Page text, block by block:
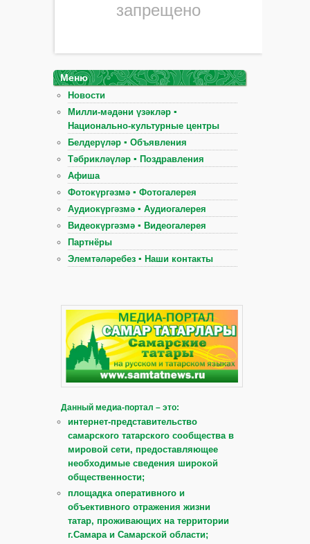
запрещено
Меню
Новости
Милли-мәдәни үзәкләр ▪
Национально-культурные центры
Белдерүләр ▪ Объявления
Тәбрикләүләр ▪ Поздравления
Афиша
Фотокүргәзмә ▪ Фотогалерея
Аудиокүргәзмә ▪ Аудиогалерея
Видеокүргәзмә ▪ Видеогалерея
Партнёры
Элемтәләребез ▪ Наши контакты
Данный медиа-портал – это:
интернет-представительство
самарского татарского сообщества в
мировой сети, предоставляющее
необходимые сведения широкой
общественности;
площадка оперативного и
объективного отражения жизни
татар, проживающих на территории
г.Самара и Самарской области;